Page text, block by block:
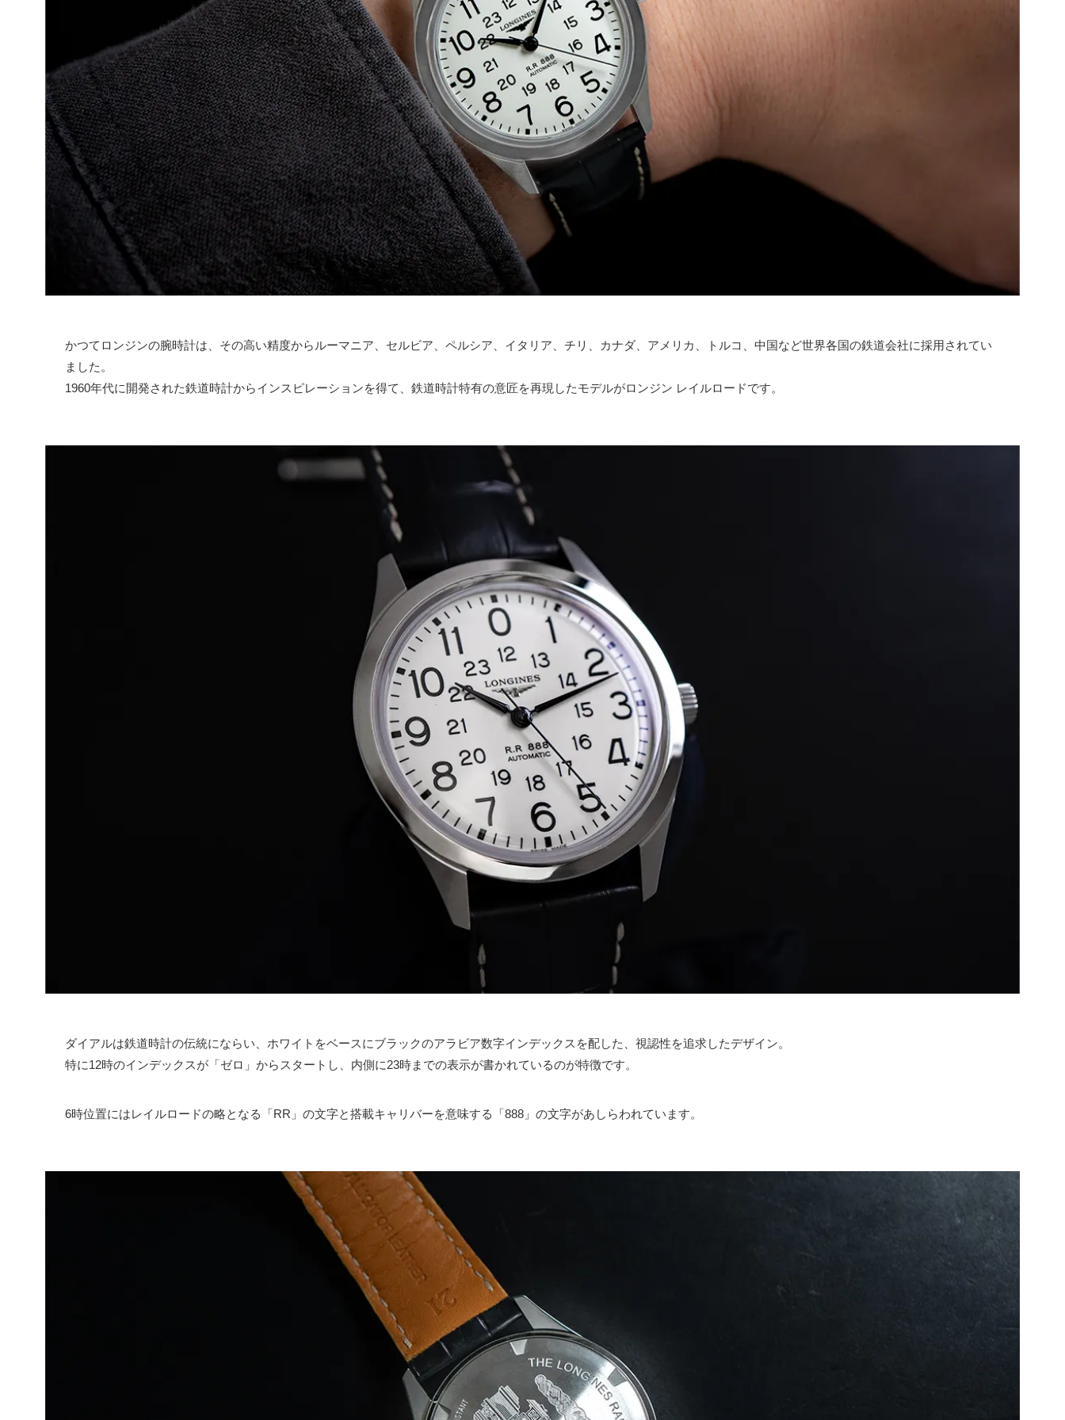
かつてロンジンの腕時計は、その高い精度からルーマニア、セルビア、ペルシア、イタリア、チリ、カナダ、アメリカ、トルコ、中国など世界各国の鉄道会社に採用されてい
ました。
1960年代に開発された鉄道時計からインスピレーションを得て、鉄道時計特有の意匠を再現したモデルがロンジン レイルロードです。
ダイアルは鉄道時計の伝統にならい、ホワイトをベースにブラックのアラビア数字インデックスを配した、視認性を追求したデザイン。
特に12時のインデックスが「ゼロ」からスタートし、内側に23時までの表示が書かれているのが特徴です。
6時位置にはレイルロードの略となる「RR」の文字と搭載キャリバーを意味する「888」の文字があしらわれています。